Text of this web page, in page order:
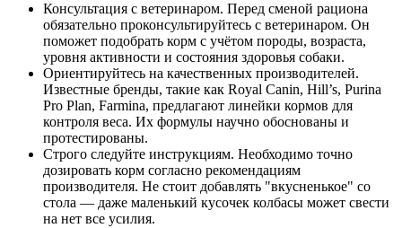
Консультация с ветеринаром. Перед сменой рациона
обязательно проконсультируйтесь с ветеринаром. Он
поможет подобрать корм с учётом породы, возраста,
уровня активности и состояния здоровья собаки.
Ориентируйтесь на качественных производителей.
Известные бренды, такие как Royal Canin, Hill’s, Purina
Pro Plan, Farmina, предлагают линейки кормов для
контроля веса. Их формулы научно обоснованы и
протестированы.
Строго следуйте инструкциям. Необходимо точно
дозировать корм согласно рекомендациям
производителя. Не стоит добавлять "вкусненькое" со
стола — даже маленький кусочек колбасы может свести
на нет все усилия.